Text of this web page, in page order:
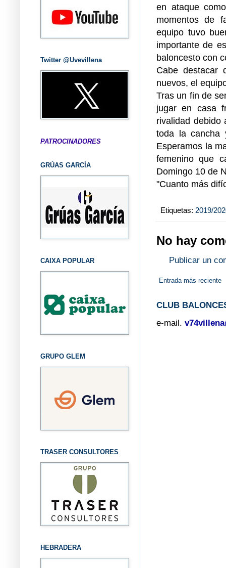
en ataque
momentos de
equipo tuvo
importante de
baloncesto con
Cabe destacar
nuevos, el
Tras un fin de
jugar en casa
rivalidad debido
toda la cancha
Esperamos la
femenino que
Domingo 10 de
"Cuanto más
Etiquetas: 2019/
No hay
Publicar un
Entrada más reciente
CLUB
e-mail.
Twitter @Uvevillena
PATROCINADORES
GRÚAS GARCÍA
CAIXA POPULAR
GRUPO GLEM
TRASER CONSULTORES
HEBRADERA